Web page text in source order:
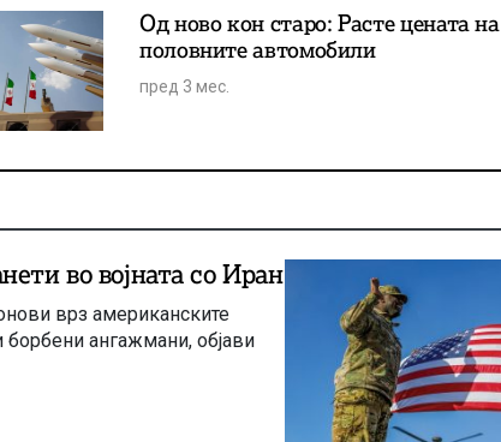
Од ново кон старо: Расте цената на
половните автомобили
пред 3 мес.
во војната со Иран
врз американските
ангажмани, објави